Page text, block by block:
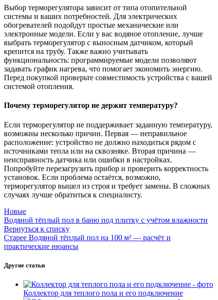
Выбор терморегулятора зависит от типа отопительной
системы и ваших потребностей. Для электрических
обогревателей подойдут простые механические или
электронные модели. Если у вас водяное отопление, лучше
выбрать терморегулятор с выносным датчиком, который
крепится на трубу. Также важно учитывать
функциональность: программируемые модели позволяют
задавать график нагрева, что помогает экономить энергию.
Перед покупкой проверьте совместимость устройства с вашей
системой отопления.
Почему терморегулятор не держит температуру?
Если терморегулятор не поддерживает заданную температуру,
возможны несколько причин. Первая — неправильное
расположение: устройство не должно находиться рядом с
источниками тепла или на сквозняке. Вторая причина —
неисправность датчика или ошибки в настройках.
Попробуйте перезагрузить прибор и проверить корректность
установок. Если проблема остаётся, возможно,
терморегулятор вышел из строя и требует замены. В сложных
случаях лучше обратиться к специалисту.
Новые
Водяной тёплый пол в баню под плитку с учётом влажности
Вернуться к списку
Старее Водяной тёплый пол на 100 м² — расчёт и
практические нюансы
Другие статьи
Коллектор для теплого пола и его подключение